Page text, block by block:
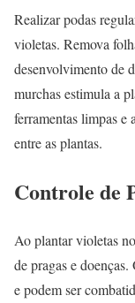
Realizar podas
violetas. Remova
desenvolvimento de
murchas estimula a
ferramentas limpas e
entre as plantas.
Controle de
Ao plantar violetas
de pragas e
e podem ser